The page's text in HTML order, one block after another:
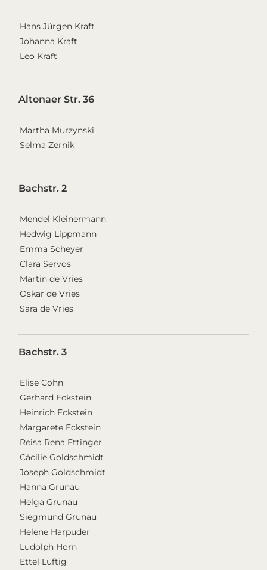
Hans Jürgen Kraft
Johanna Kraft
Leo Kraft
Altonaer Str. 36
Martha Murzynski
Selma Zernik
Bachstr. 2
Mendel Kleinermann
Hedwig Lippmann
Emma Scheyer
Clara Servos
Martin de Vries
Oskar de Vries
Sara de Vries
Bachstr. 3
Elise Cohn
Gerhard Eckstein
Heinrich Eckstein
Margarete Eckstein
Reisa Rena Ettinger
Cäcilie Goldschmidt
Joseph Goldschmidt
Hanna Grunau
Helga Grunau
Siegmund Grunau
Helene Harpuder
Ludolph Horn
Ettel Luftig